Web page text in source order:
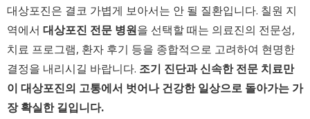
대상포진은 결코 가볍게 보아서는 안 될 질환입니다. 칠원 지
역에서 대상포진 전문 병원을 선택할 때는 의료진의 전문성,
치료 프로그램, 환자 후기 등을 종합적으로 고려하여 현명한
결정을 내리시길 바랍니다. 조기 진단과 신속한 전문 치료만
이 대상포진의 고통에서 벗어나 건강한 일상으로 돌아가는 가
장 확실한 길입니다.